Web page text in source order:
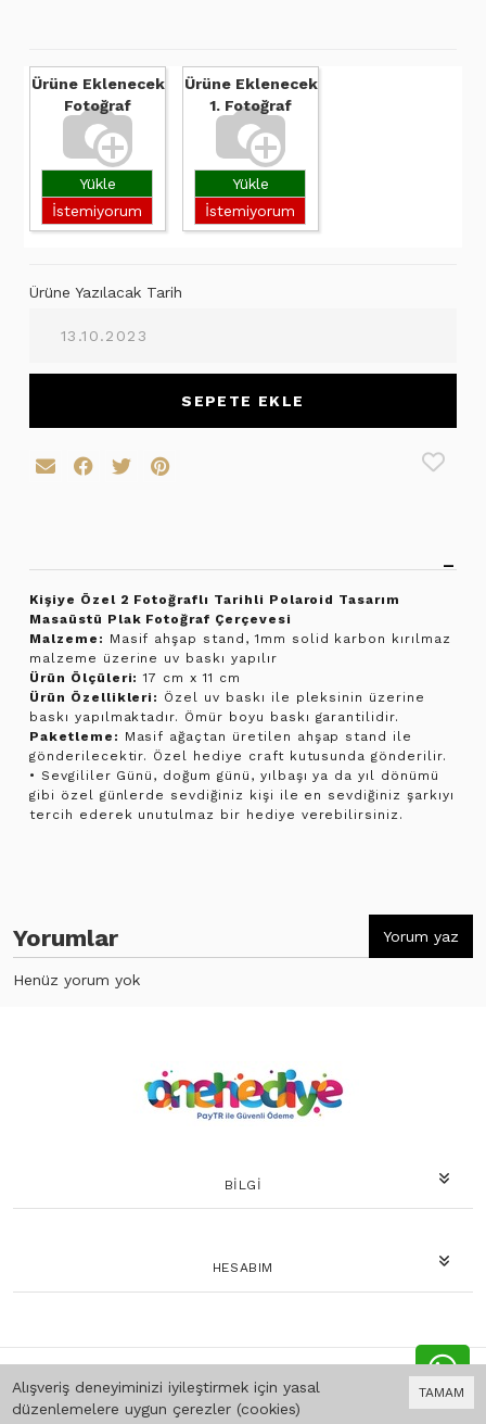
Ürüne Eklenecek
Fotoğraf
Yükle
İstemiyorum
Ürüne Eklenecek
1. Fotoğraf
Yükle
İstemiyorum
Ürüne Yazılacak Tarih
SEPETE EKLE
Kişiye Özel 2 Fotoğraflı Tarihli Polaroid Tasarım
Masaüstü Plak Fotoğraf Çerçevesi
Malzeme: Masif ahşap stand, 1mm solid karbon kırılmaz
malzeme üzerine uv baskı yapılır
Ürün Ölçüleri: 17 cm x 11 cm
Ürün Özellikleri: Özel uv baskı ile pleksinin üzerine
baskı yapılmaktadır. Ömür boyu baskı garantilidir.
Paketleme: Masif ağaçtan üretilen ahşap stand ile
gönderilecektir. Özel hediye craft kutusunda gönderilir.
• Sevgililer Günü, doğum günü, yılbaşı ya da yıl dönümü
gibi özel günlerde sevdiğiniz kişi ile en sevdiğiniz şarkıyı
tercih ederek unutulmaz bir hediye verebilirsiniz.
Yorumlar Yorum yaz
Henüz yorum yok
BILGI
HESABIM
TAMAM
Alışveriş deneyiminizi iyileştirmek için yasal
düzenlemelere uygun çerezler (cookies)